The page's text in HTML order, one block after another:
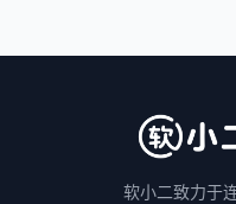
软小二致力于